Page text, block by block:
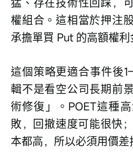
權組合。這相當於押注
承擔單買 Put 的高額權利
這個策略更適合事件後
輯不是看空公司長期前
術修復」。POET這種
敗，回撤速度可能很快
本都高，所以必須用價差